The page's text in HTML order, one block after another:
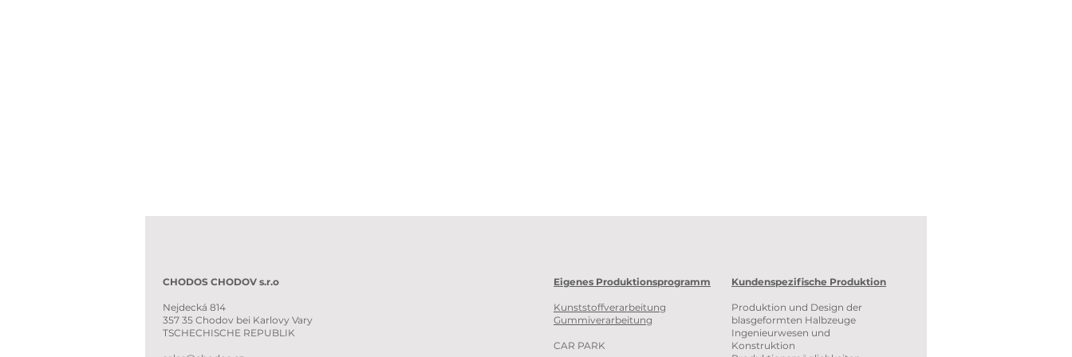
CHODOS CHODOV s.r.o
Nejdecká 814
357 35 Chodov bei Karlovy Vary
TSCHECHISCHE REPUBLIK
Eigenes Produktionsprogramm
Kunststoffverarbeitung
Gummiverarbeitung
CAR PARK
Kundenspezifische Produktion
Produktion und Design der
blasgeformten Halbzeuge
Ingenieurwesen und
Konstruktion